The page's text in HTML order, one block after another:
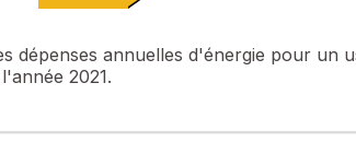
dépenses annuelles d'énergie pour un
2021.